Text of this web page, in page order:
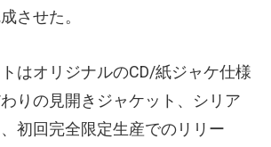
させた。
はオリジナルのCD/紙ジャケ仕様
りの見開きジャケット、シリア
初回完全限定生産でのリリー